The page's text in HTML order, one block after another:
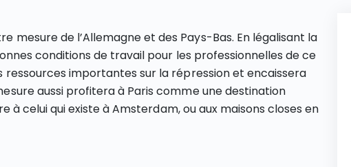
mesure de l’Allemagne et des Pays-Bas. En légalisant la
conditions de travail pour les professionnelles de ce
ressources importantes sur la répression et encaissera
aussi profitera à Paris comme une destination
à celui qui existe à Amsterdam, ou aux maisons closes en